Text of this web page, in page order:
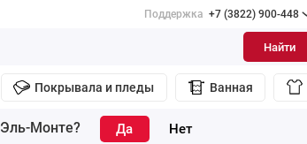
Поддержка +7 (3822) 900-448
Найти
Покрывала и пледы Ванная
Эль-Монте?